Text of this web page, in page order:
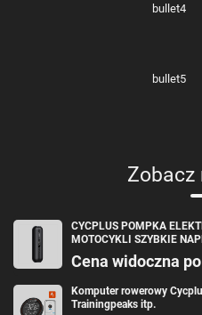
bullet4
bullet5
Zobacz
CYCPLUS POMPKA
MOTOCYKLI SZYBKIE
Cena widoczna
Komputer rowerowy
Trainingpeaks itp.